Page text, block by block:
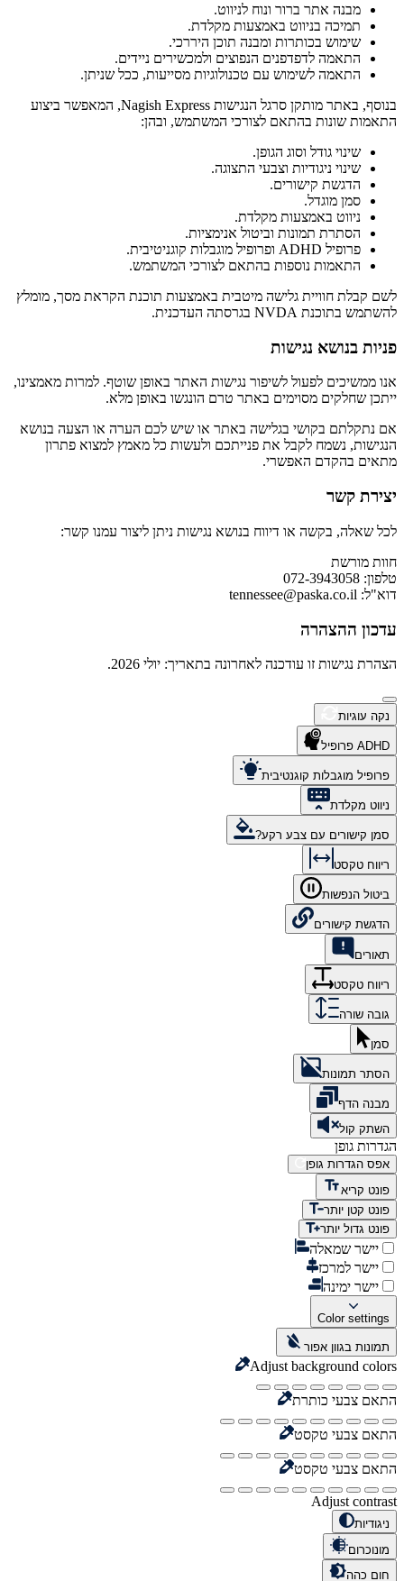
מבנה אתר ברור ונוח לניווט.
תמיכה בניווט באמצעות מקלדת.
שימוש בכותרות ומבנה תוכן היררכי.
התאמה לדפדפנים הנפוצים ולמכשירים ניידים.
התאמה לשימוש עם טכנולוגיות מסייעות, ככל שניתן.
בנוסף, באתר מותקן סרגל הנגישות Nagish Express, המאפשר ביצוע
התאמות שונות בהתאם לצורכי המשתמש, ובהן:
שינוי גודל וסוג הגופן.
שינוי ניגודיות וצבעי התצוגה.
הדגשת קישורים.
סמן מוגדל.
ניווט באמצעות מקלדת.
הסתרת תמונות וביטול אנימציות.
פרופיל ADHD ופרופיל מוגבלות קוגניטיבית.
התאמות נוספות בהתאם לצורכי המשתמש.
לשם קבלת חוויית גלישה מיטבית באמצעות תוכנת הקראת מסך, מומלץ
להשתמש בתוכנת NVDA בגרסתה העדכנית.
פניות בנושא נגישות
אנו ממשיכים לפעול לשיפור נגישות האתר באופן שוטף. למרות מאמצינו,
ייתכן שחלקים מסוימים באתר טרם הונגשו באופן מלא.
אם נתקלתם בקושי בגלישה באתר או שיש לכם הערה או הצעה בנושא
הנגישות, נשמח לקבל את פנייתכם ולעשות כל מאמץ למצוא פתרון
מתאים בהקדם האפשרי.
יצירת קשר
לכל שאלה, בקשה או דיווח בנושא נגישות ניתן ליצור עמנו קשר:
חוות מורשת
טלפון: 072-3943058
דוא"ל: tennessee@paska.co.il
עדכון ההצהרה
הצהרת נגישות זו עודכנה לאחרונה בתאריך: יולי 2026.
נקה עוגיות
ADHD פרופיל
פרופיל מוגבלות קוגנטיבית
ניווט מקלדת
סמן קישורים עם צבע רקע?
ריווח טקסט
ביטול הנפשות
הדגשת קישורים
תאורים
ריווח טקסט
גובה שורה
סמן
הסתר תמונות
מבנה הדף
השתק קול
הגדרות גופן
אפס הגדרות גופן
פונט קריא
פונט קטן יותר
פונט גדול יותר
יישר שמאלה
יישר למרכז
יישר ימינה
Color settings
תמונות בגוון אפור
Adjust background colors
התאם צבעי כותרת
התאם צבעי טקסט
התאם צבעי טקסט
Adjust contrast
ניגודיות
מונוכרום
חום כהה